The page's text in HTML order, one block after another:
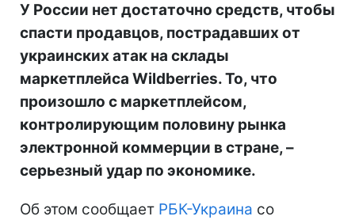
У России нет достаточно средств, чтобы
спасти продавцов, пострадавших от
украинских атак на склады
маркетплейса Wildberries. То, что
произошло с маркетплейсом,
контролирующим половину рынка
электронной коммерции в стране, –
серьезный удар по экономике.
Об этом сообщает РБК-Украина со